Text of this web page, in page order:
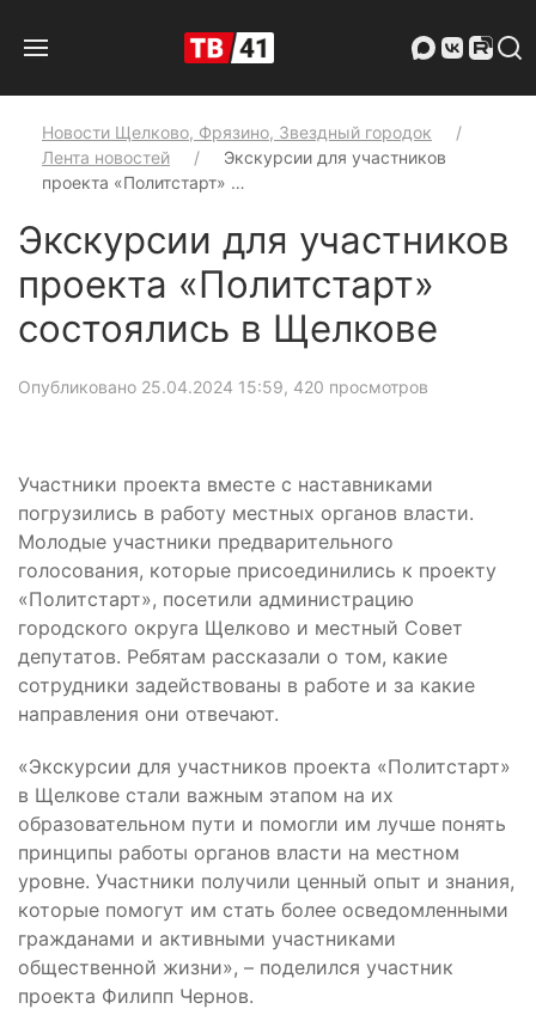
Новости Щелково, Фрязино, Звездный городок
Лента новостей
Экскурсии для участников
проекта «Политстарт» …
Экскурсии для участников
проекта «Политстарт»
состоялись в Щелкове
Опубликовано 25.04.2024 15:59, 420 просмотров
Участники проекта вместе с наставниками
погрузились в работу местных органов власти.
Молодые участники предварительного
голосования, которые присоединились к проекту
«Политстарт», посетили администрацию
городского округа Щелково и местный Совет
депутатов. Ребятам рассказали о том, какие
сотрудники задействованы в работе и за какие
направления они отвечают.
«Экскурсии для участников проекта «Политстарт»
в Щелкове стали важным этапом на их
образовательном пути и помогли им лучше понять
принципы работы органов власти на местном
уровне. Участники получили ценный опыт и знания,
которые помогут им стать более осведомленными
гражданами и активными участниками
общественной жизни», – поделился участник
проекта Филипп Чернов.